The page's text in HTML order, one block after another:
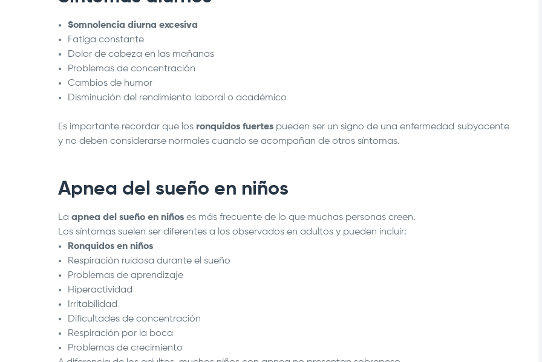
Somnolencia diurna excesiva
Fatiga constante
Dolor de cabeza en las mañanas
Problemas de concentración
Cambios de humor
Disminución del rendimiento laboral o académico
Es importante recordar que los ronquidos fuertes pueden ser un signo de una enfermedad subyacente
y no deben considerarse normales cuando se acompañan de otros síntomas.
Apnea del sueño en niños
La apnea del sueño en niños es más frecuente de lo que muchas personas creen.
Los síntomas suelen ser diferentes a los observados en adultos y pueden incluir:
Ronquidos en niños
Respiración ruidosa durante el sueño
Problemas de aprendizaje
Hiperactividad
Irritabilidad
Dificultades de concentración
Respiración por la boca
Problemas de crecimiento